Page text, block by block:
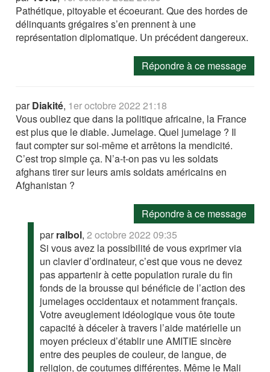
Pathétique, pitoyable et écoeurant. Que des hordes de
délinquants grégaires s’en prennent à une
représentation diplomatique. Un précédent dangereux.
Répondre à ce message
parDiakité, 1er octobre 2022 21:18
Vous oubliez que dans la politique africaine, la France
est plus que le diable. Jumelage. Quel jumelage ? Il
faut compter sur soi-même et arrêtons la mendicité.
C’est trop simple ça. N’a-t-on pas vu les soldats
afghans tirer sur leurs amis soldats américains en
Afghanistan ?
Répondre à ce message
parralbol,2 octobre 2022 09:35
Si vous avez la possibilité de vous exprimer via
un clavier d’ordinateur, c’est que vous ne devez
pas appartenir à cette population rurale du fin
fonds de la brousse qui bénéficie de l’action des
jumelages occidentaux et notamment français.
Votre aveuglement idéologique vous ôte toute
capacité à déceler à travers l’aide matérielle un
moyen précieux d’établir une AMITIE sincère
entre des peuples de couleur, de langue, de
religion, de coutumes différentes. Même le Mali